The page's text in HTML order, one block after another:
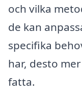
och vilka
de kan
specifika
har, desto
fatta.